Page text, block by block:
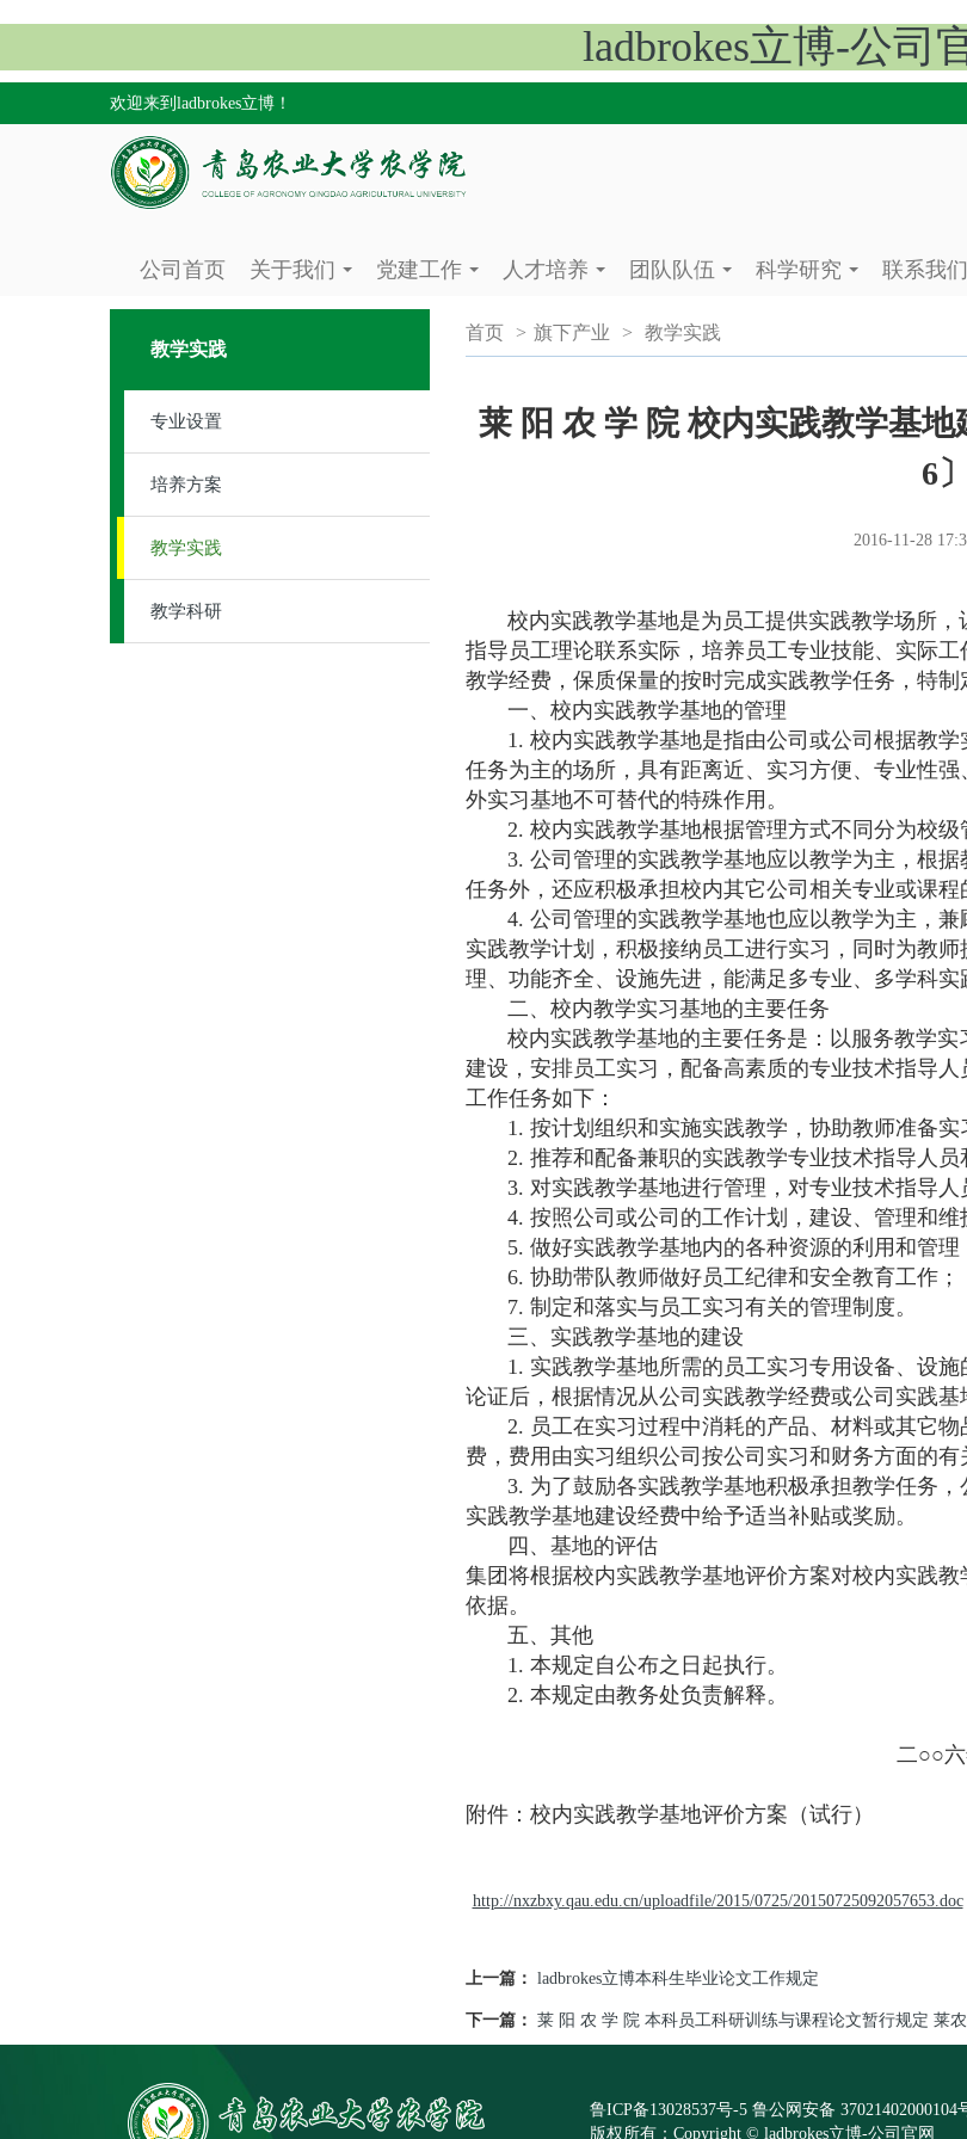
ladbrokes立博-公司
欢迎来到ladbrokes立博！
公司首页
关于我们
党建工作
人才培养
团队队伍
科学研究
联系我们
教学实践
专业设置
培养方案
教学实践
教学科研
首页 > 旗下产业 > 教学实践
莱 阳 农 学 院 校内实践教学基
6
2016-11-28
校内实践教学基地是为员工提供实践教学场所，
指导员工理论联系实际，培养员工专业技能、实际
教学经费，保质保量的按时完成实践教学任务，特制
一、校内实践教学基地的管理
1. 校内实践教学基地是指由公司或公司根据教学
任务为主的场所，具有距离近、实习方便、专业性
外实习基地不可替代的特殊作用。
2. 校内实践教学基地根据管理方式不同分为校级
3. 公司管理的实践教学基地应以教学为主，根据
任务外，还应积极承担校内其它公司相关专业或课程
4. 公司管理的实践教学基地也应以教学为主，兼
实践教学计划，积极接纳员工进行实习，同时为教
理、功能齐全、设施先进，能满足多专业、多学科实
二、校内教学实习基地的主要任务
校内实践教学基地的主要任务是：以服务教学实
建设，安排员工实习，配备高素质的专业技术指导
工作任务如下：
1. 按计划组织和实施实践教学，协助教师准备实
2. 推荐和配备兼职的实践教学专业技术指导人员
3. 对实践教学基地进行管理，对专业技术指导人
4. 按照公司或公司的工作计划，建设、管理和维
5. 做好实践教学基地内的各种资源的利用和管理
6. 协助带队教师做好员工纪律和安全教育工作；
7. 制定和落实与员工实习有关的管理制度。
三、实践教学基地的建设
1. 实践教学基地所需的员工实习专用设备、设施
论证后，根据情况从公司实践教学经费或公司实践基
2. 员工在实习过程中消耗的产品、材料或其它物
费，费用由实习组织公司按公司实习和财务方面的有
3. 为了鼓励各实践教学基地积极承担教学任务，
实践教学基地建设经费中给予适当补贴或奖励。
四、基地的评估
集团将根据校内实践教学基地评价方案对校内实践
依据。
五、其他
1. 本规定自公布之日起执行。
2. 本规定由教务处负责解释。
二○○六年三月二
附件：校内实践教学基地评价方案（试行）
http://nxzbxy.qau.edu.cn/uploadfile/2015/0725/20150725092057653.doc
上一篇： ladbrokes立博本科生毕业论文工作规定
下一篇： 莱 阳 农 学 院 本科员工科研训练与课程论文暂行规定 莱
鲁ICP备13028537号-5 鲁公网安备 37021402000104
版权所有：Copyright © ladbrokes立博-公司官网